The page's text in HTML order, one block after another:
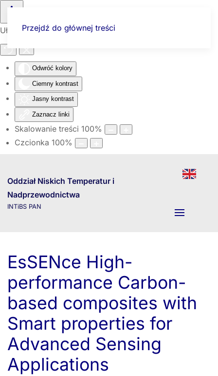
Ułatwienia dostępu
Odwróć kolory
Ciemny kontrast
Jasny kontrast
Zaznacz linki
Skalowanie treści 100%
Czcionka 100%
Przejdź do głównej treści
Oddział Niskich Temperatur i
Nadprzewodnictwa
INTiBS PAN
EsSENce High-
performance Carbon-
based composites with
Smart properties for
Advanced Sensing
Applications